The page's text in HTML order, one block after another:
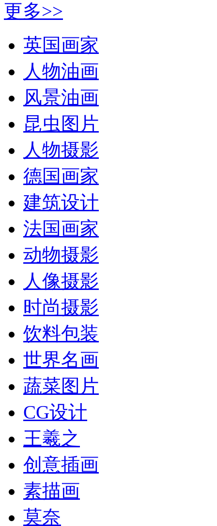
更多>>
英国画家
人物油画
风景油画
昆虫图片
人物摄影
德国画家
建筑设计
法国画家
动物摄影
人像摄影
时尚摄影
饮料包装
世界名画
蔬菜图片
CG设计
王羲之
创意插画
素描画
莫奈